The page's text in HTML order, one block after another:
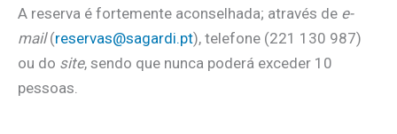
A reserva é fortemente aconselhada; através de e-
mail(reservas@sagardi.pt), telefone (221 130 987)
ou do site, sendo que nunca poderá exceder 10
pessoas.